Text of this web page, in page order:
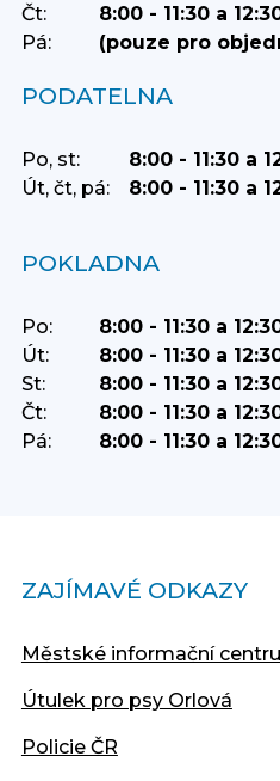
Čt:
8:00 - 11:30 a
Pá:
(pouze pro
PODATELNA
Po, st:
8:00 - 11:30 a
Út, čt, pá:
8:00 - 11:30 a
POKLADNA
Po:
8:00 - 11:30 a
Út:
8:00 - 11:30 a
St:
8:00 - 11:30 a
Čt:
8:00 - 11:30 a
Pá:
8:00 - 11:30 a
ZAJÍMAVÉ ODKAZY
Městské informační
Útulek pro psy Orlová
Policie ČR